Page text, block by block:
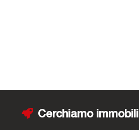
Cerchiamo immobili